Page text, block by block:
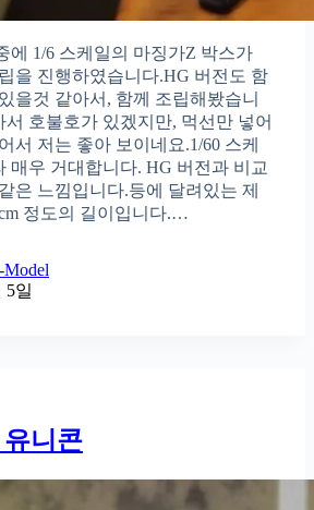
에 1/6 스케일의 마징가Z 박스가
을 진행하였습니다.HG 버전도 함
을것 같아서, 함께 조립해봤습니
호불호가 있겠지만, 먹선만 넣어
서 저는 좋아 보이네요.1/60 스케
매우 거대합니다. HG 버전과 비교
은 느낌입니다.등에 달려있는 제
정도의 길이입니다.…
Model
5일
니콘